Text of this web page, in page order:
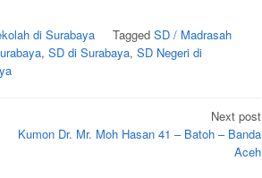
di Surabaya Tagged SD / Madrasah
, SD di Surabaya, SD Negeri di
Next post
Kumon Dr. Mr. Moh Hasan 41 – Batoh – Banda
Aceh